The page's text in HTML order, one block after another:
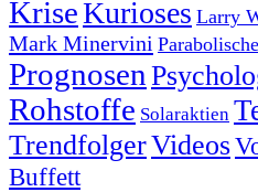
KriseKurioses Larry
Mark Minervini
Prognosen
Rohstoffe Solaraktien
TrendfolgerVideos
Buffett